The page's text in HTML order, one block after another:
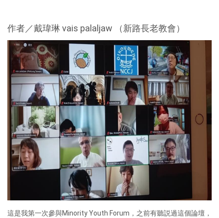
作者／戴瑋琳 vais palaljaw （新路長老教會）
這是我第一次參與Minority Youth Forum，之前有聽説過這個論壇，